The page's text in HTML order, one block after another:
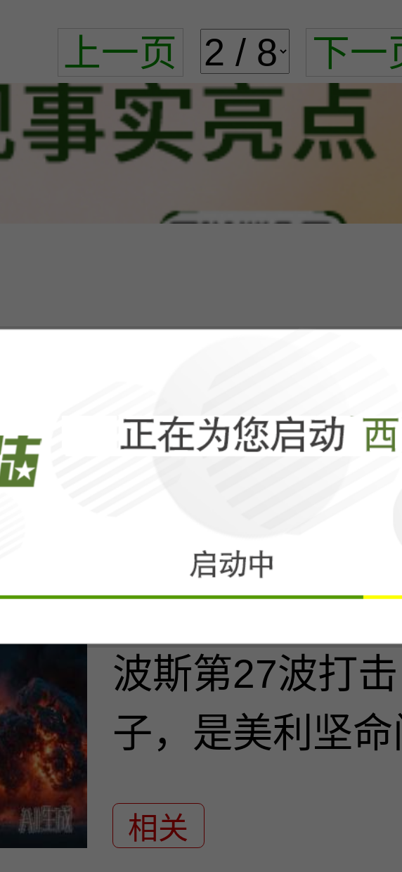
上一页 下一
美国对盟友捅
波斯第27波打
子，是美利坚
相关